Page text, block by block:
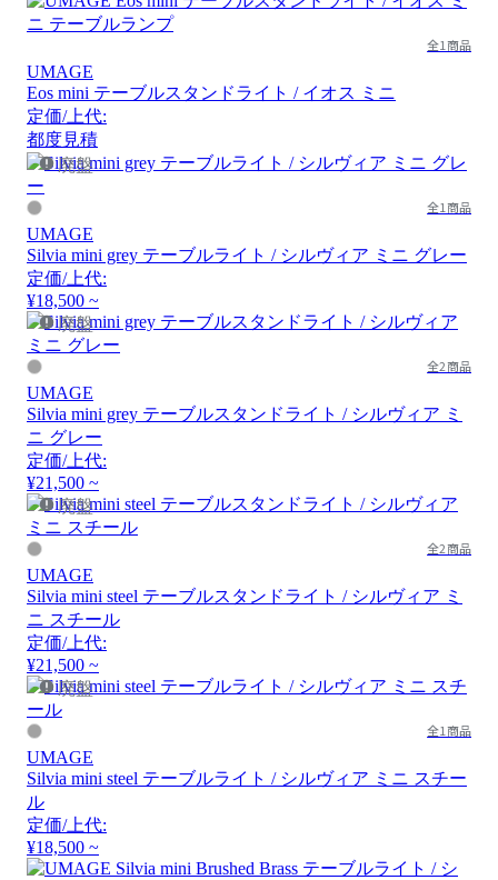
全1商品
UMAGE
Eos mini テーブルスタンドライト / イオス ミニ
定価/上代:
都度見積
廃盤
全1商品
UMAGE
Silvia mini grey テーブルライト / シルヴィア ミニ グレー
定価/上代:
¥18,500 ~
廃盤
全2商品
UMAGE
Silvia mini grey テーブルスタンドライト / シルヴィア ミ
ニ グレー
定価/上代:
¥21,500 ~
廃盤
全2商品
UMAGE
Silvia mini steel テーブルスタンドライト / シルヴィア ミ
ニ スチール
定価/上代:
¥21,500 ~
廃盤
全1商品
UMAGE
Silvia mini steel テーブルライト / シルヴィア ミニ スチー
ル
定価/上代:
¥18,500 ~